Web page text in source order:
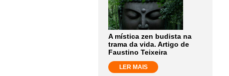
A mística zen budista na
trama da vida. Artigo de
Faustino Teixeira
LER MAIS